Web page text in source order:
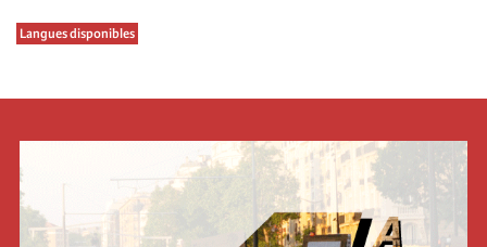
Langues disponibles